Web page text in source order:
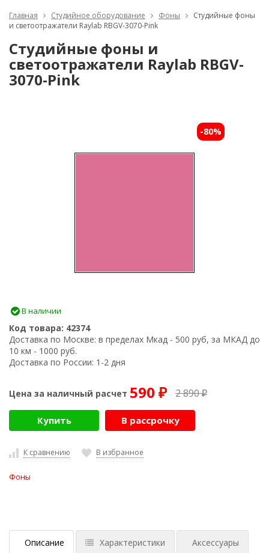
Главная Студийное оборудование Фоны
Студийные фоны
и светоотражатели Raylab RBGV-3070-Pink
Студийные фоны и
светоотражатели Raylab RBGV-
3070-Pink
-80%
В наличии
Код товара: 42374
Доставка по Москве: в пределах Мкад - 500 руб, за МКАД до
10 км - 1000 руб.
Доставка по России: 1-2 дня
Цена за наличный расчет 590 ₽ 2 890₽
Купить В рассрочку
К сравнению В избранное
Фоны
Описание Характеристики Аксессуары